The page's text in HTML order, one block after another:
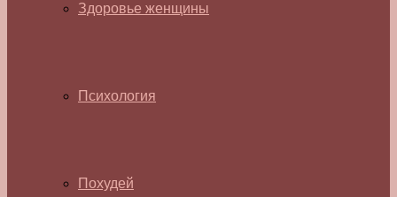
Здоровье женщины
Психология
Похудей